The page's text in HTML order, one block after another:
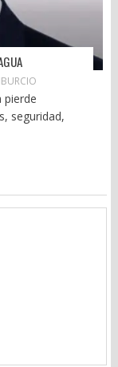
pierde
seguridad,